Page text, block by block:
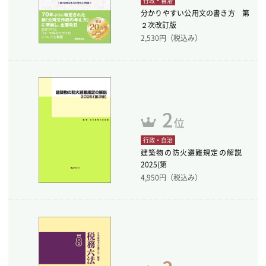
分かりやすい公用文の書き方 第
２次改訂版
2,530円（税込み）
行政・自治
建築物の防火避難規定の解説
2025(第
4,950円（税込み）